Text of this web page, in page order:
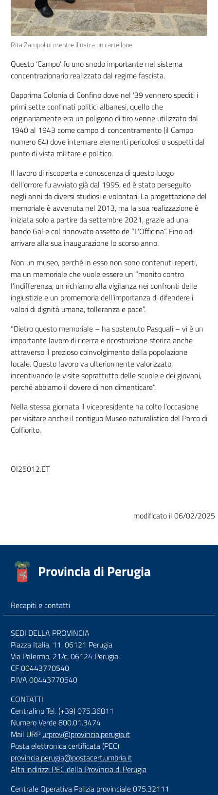
Rita Zampolini mentre illustra un cartellone
Questo ‘Campo’ fu uno snodo importante nel sistema
concentrazionario realizzato dal regime fascista.
Dapprima Colonia di Confino dove nel ’39 vennero spediti i
primi sette confinati politici albanesi, quello che
originariamente era un poligono di tiro venne utilizzato dal
1940 al 1943 come campo di concentramento (il Campo
numero 64) dove internare elementi pericolosi o sospetti dal
punto di vista militare e politico.
Il lavoro di riscoperta e conoscenza di questo luogo
dell’orrore fu avviato già dal 1995, ed è stato perseguito
negli anni da diversi studiosi e volontari. La progettazione del
memoriale è avvenuta nel 2013, ma la sua realizzazione è
iniziata solo a partire da settembre 2021, grazie ad una
bando Gal e col rinnovato assetto de “L’Officina“. Fino ad
arrivare alla sua inaugurazione lo scorso anno.
Non un museo, perché in esso non sono contenuti reperti,
ma un memoriale che vuole essere un “monito contro
l’indifferenza, un richiamo alla vigilanza nei confronti delle
ingiustizie e un promemoria dell’importanza di difendere i
valori di dignità umana, tolleranza e pace”.
“Dietro questo memoriale – ha sostenuto Pasquali – vi è un
importante lavoro di ricerca e ricostruzione storica anche
attraverso il prezioso coinvolgimento della popolazione
locale. Questo lavoro va ulteriormente valorizzato,
incentivando le visite soprattutto delle scuole e dei giovani,
perché abbiamo il dovere di non dimenticare”.
Nella stessa giornata il vicepresidente ha colto l’occasione
per visitare anche il contiguo Museo naturalistico del Parco di
Colfiorito.
OI25012.ET
modificato il 06/02/2025
Provincia di Perugia
Recapiti e contatti
SEDI DELLA PROVINCIA
Piazza Italia, 11, 06121 Perugia
Via Palermo, 21/c, 06124 Perugia
CF 00443770540
P.IVA 00443770540
CONTATTI
Centralino Tel. (+39) 075.36811
Numero Verde 800.01.3474
Mail URP urprov@provincia.perugia.it
Posta elettronica certificata (PEC)
provincia.perugia@postacert.umbria.it
Altri indirizzi PEC della Provincia di Perugia
Centrale Operativa Polizia provinciale 075.32111